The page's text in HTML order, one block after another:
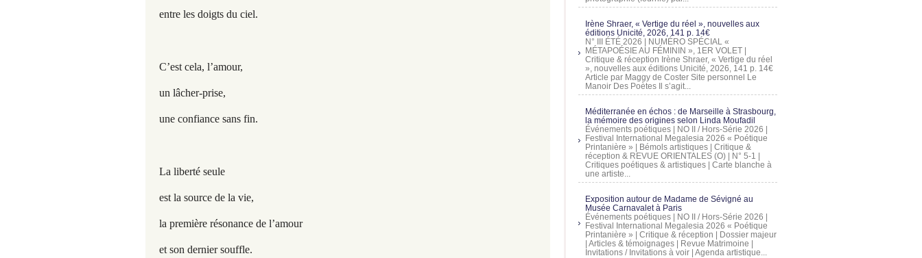
entre les doigts du ciel.
C’est cela, l’amour,
un lâcher-prise,
une confiance sans fin.
La liberté seule
est la source de la vie,
la première résonance de l’amour
et son dernier souffle.
Irène Shraer, « Vertige du réel », nouvelles aux
éditions Unicité, 2026, 141 p. 14€
N° III ÉTÉ 2026 | NUMÉRO SPÉCIAL «
MÉTAPOÉSIE AU FÉMININ », 1ER VOLET |
Critique & réception Irène Shraer, « Vertige du réel
», nouvelles aux éditions Unicité, 2026, 141 p. 14€
Article par Maggy de Coster Site personnel Le
Manoir Des Poètes Il s’agit...
Méditerranée en échos : de Marseille à Strasbourg,
la mémoire des origines selon Linda Moufadil
Événements poétiques | NO II / Hors-Série 2026 |
Festival International Megalesia 2026 « Poétique
Printanière » | Bémols artistiques | Critique &
réception & REVUE ORIENTALES (O) | N° 5-1 |
Critiques poétiques & artistiques | Carte blanche à
une artiste...
Exposition autour de Madame de Sévigné au
Musée Carnavalet à Paris
Événements poétiques | NO II / Hors-Série 2026 |
Festival International Megalesia 2026 « Poétique
Printanière » | Critique & réception | Dossier majeur
| Articles & témoignages | Revue Matrimoine |
Invitations / Invitations à voir | Agenda artistique...